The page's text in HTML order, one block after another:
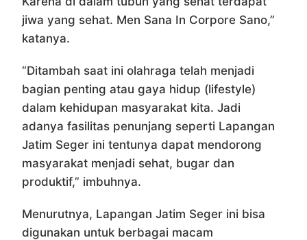
jiwa yang sehat. Men Sana In Corpore Sano,”
katanya.
“Ditambah saat ini olahraga telah menjadi
bagian penting atau gaya hidup (lifestyle)
dalam kehidupan masyarakat kita. Jadi
adanya fasilitas penunjang seperti Lapangan
Jatim Seger ini tentunya dapat mendorong
masyarakat menjadi sehat, bugar dan
produktif,” imbuhnya.
Menurutnya, Lapangan Jatim Seger ini bisa
digunakan untuk berbagai macam